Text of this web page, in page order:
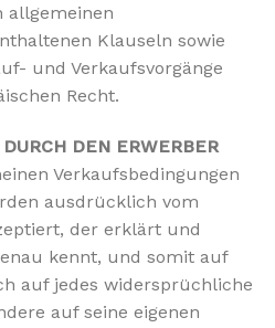
allgemeinen
Klauseln sowie
und Verkaufsvorgänge
Recht.
DEN ERWERBER
Verkaufsbedingungen
ausdrücklich vom
der erklärt und
kennt, und somit auf
auf jedes widersprüchliche
auf seine eigenen